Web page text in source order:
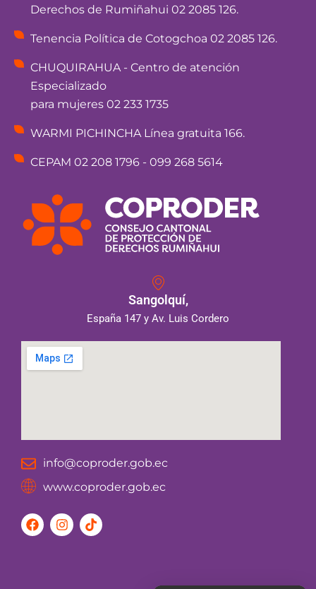
Derechos de Rumiñahui 02 2085 126.
Tenencia Política de Cotogchoa 02 2085 126.
CHUQUIRAHUA - Centro de atención
Especializado
para mujeres 02 233 1735
WARMI PICHINCHA Línea gratuita 166.
CEPAM 02 208 1796 - 099 268 5614
Sangolquí,
España 147 y Av. Luis Cordero
info@coproder.gob.ec
www.coproder.gob.ec
F
a
I
n
T
i